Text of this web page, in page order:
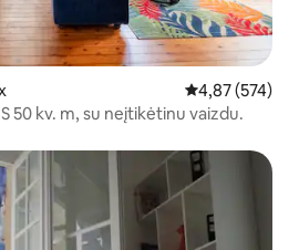
Vidutinis
4,87 (574)
Patogus, PRAŠMATNUS 50 kv. m, su neįtikėtinu vaizdu.